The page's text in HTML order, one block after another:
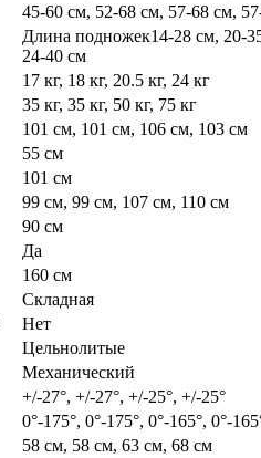
45-60 см, 52-68 см, 57-68 см,
Длина подножек14-28 см, 20-
24-40 см
17 кг, 18 кг, 20.5 кг, 24 кг
35 кг, 35 кг, 50 кг, 75 кг
101 см, 101 см, 106 см, 103 см
55 см
101 см
99 см, 99 см, 107 см, 110 см
90 см
Да
160 см
Складная
Нет
Цельнолитые
Механический
+/-27°, +/-27°, +/-25°, +/-25°
0°-175°, 0°-175°, 0°-165°, 0°-
58 см, 58 см, 63 см, 68 см